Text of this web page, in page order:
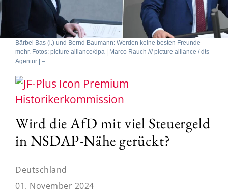
Bärbel Bas (l.) und Bernd Baumann: Werden keine besten Freunde
mehr. Fotos: picture alliance/dpa | Marco Rauch /// picture alliance / dts-
Agentur | –
Historikerkommission
Wird die AfD mit viel Steuergeld
in NSDAP-Nähe gerückt?
Deutschland
01. November 2024